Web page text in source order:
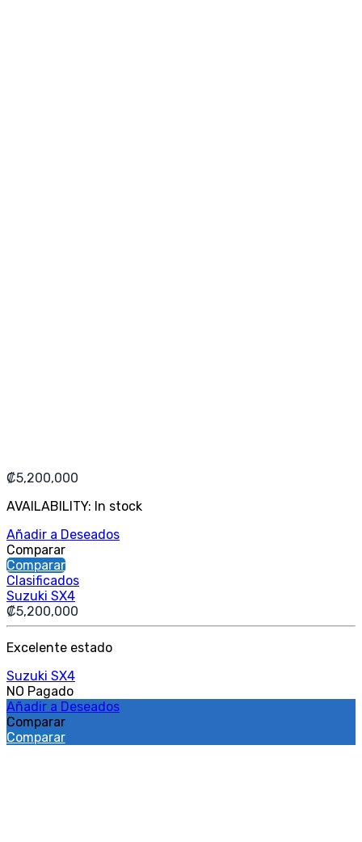
₡5,200,000
AVAILABILITY: In stock
Añadir a Deseados
Comparar
Comparar
Clasificados
Suzuki SX4
₡5,200,000
Excelente estado
Suzuki SX4
NO Pagado
Añadir a Deseados
Comparar
Comparar